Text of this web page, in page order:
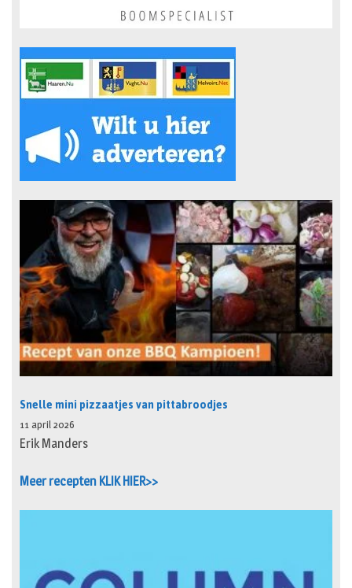
Snelle mini pizzaatjes van pittabroodjes
11 april 2026
Erik Manders
Meer recepten KLIK HIER>>